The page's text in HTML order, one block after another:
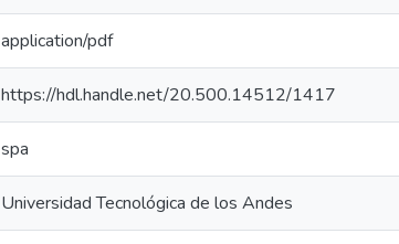
application/pdf
https://hdl.handle.net/20.500.14512/1417
spa
Universidad Tecnológica de los Andes